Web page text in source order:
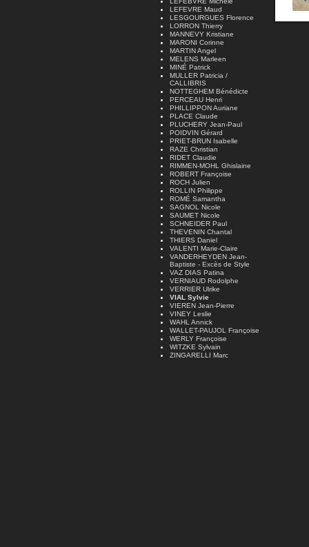
LEFEVRE Maud
LESGOURGUES Florence
LORRON Thierry
MANNEVY Kristiane
MARONI Corinne
MARTIN Angel
MELENS Marleen
MINÉ Patrick
MULLER Patricia /
CALLIBRIS
NOTTEGHEM Bénédicte
PERCEAU Henri
PHILLIPPON Auriane
PLACE Claude
PLUCHERY Jean-Paul
POIDVIN Gérard
PRIET-BRUN Isabelle
RAZE Christian
RIDET Claudie
RIMMEN-MOHL Ghislaine
ROBERT Françoise
ROCH Julien
ROLLIN Philippe
ROMÉ Samantha
SAGNOL Nicole
SAUMET Nicole
SCHNEIDER Paul
THEVENIN Chantal
THIERS Daniel
VALENTI Marie-Claire
VANDERHEYDEN Jean-
Baptiste - Excès de Style
VAZ DIAS Patina
VERNIAUD Rodolphe
VERRIER Ulrike
VIAL Sylvie
VIEREN Jean-Pierre
VINEY Leslie
WAHL Annick
WALLET-PAUJOL Françoise
WERLY Françoise
WITZKE Sylvain
ZINGARELLI Marc